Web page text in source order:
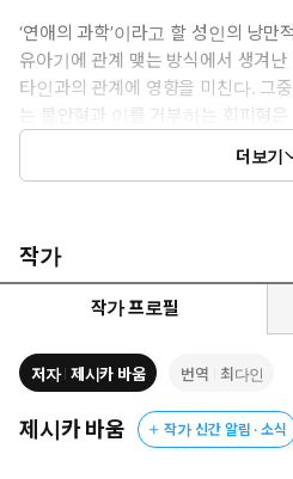
‘연애의 과학’이라고 할 성인의 낭만
유아기에 관계 맺는 방식에서 생겨
타인과의 관계에 영향을 미친다. 그
는 불안형과 이를 거부하는 회피형은
만, 실은 둘 다 상처 입은 영혼들이
에 있는 연인 때문이 아니라, 어린
바로 여기에 있다.
“고통스럽게 끝나는 연애를 반복해
된 사람을 골랐다는 뜻이 아닙니다.
이 필요한지, 어디를 치유해야 하는
(…) 그렇게 생각하면 연인과의 다툼이
위해 일시 정지’라고 적힌 표지판이나
이 책의 저자는 미국에서 수천 명의
치료사이자 커플 전문 상담가다. 내
더보기
작가
작가 프로필
저자 제시카 바움 번역 최다인
제시카 바움 작가 신간 알림 · 소식